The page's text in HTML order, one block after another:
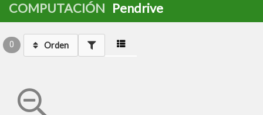
COMPUTACIÓN Pendrive
0 Orden